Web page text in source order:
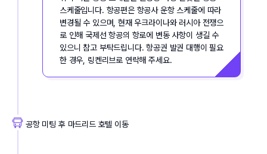
스케줄입니다. 항공편은 항공사 운항 스케줄에 따라
변경될 수 있으며, 현재 우크라이나와 러시아 전쟁으
로 인해 국제선 항공의 항로에 변동 사항이 생길 수
있으니 참고 부탁드립니다. 항공권 발권 대행이 필요
한 경우, 링켄리브로 연락해 주세요.
공항 미팅 후 마드리드 호텔 이동